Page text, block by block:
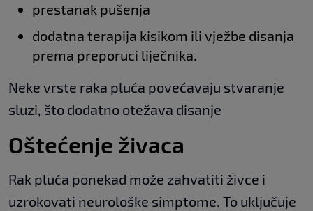
prestanak pušenja
dodatna terapija kisikom ili vježbe disanja
prema preporuci liječnika.
Neke vrste raka pluća povećavaju stvaranje
sluzi, što dodatno otežava disanje
Oštećenje živaca
Rak pluća ponekad može zahvatiti živce i
uzrokovati neurološke simptome. To uključuje